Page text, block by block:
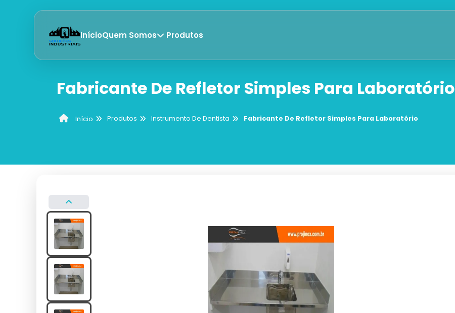
InícioQuem Somos Produtos
Fabricante De Refletor Simples Para Laboratório
Início Produtos Instrumento De Dentista Fabricante De Refletor Simples Para Laboratório